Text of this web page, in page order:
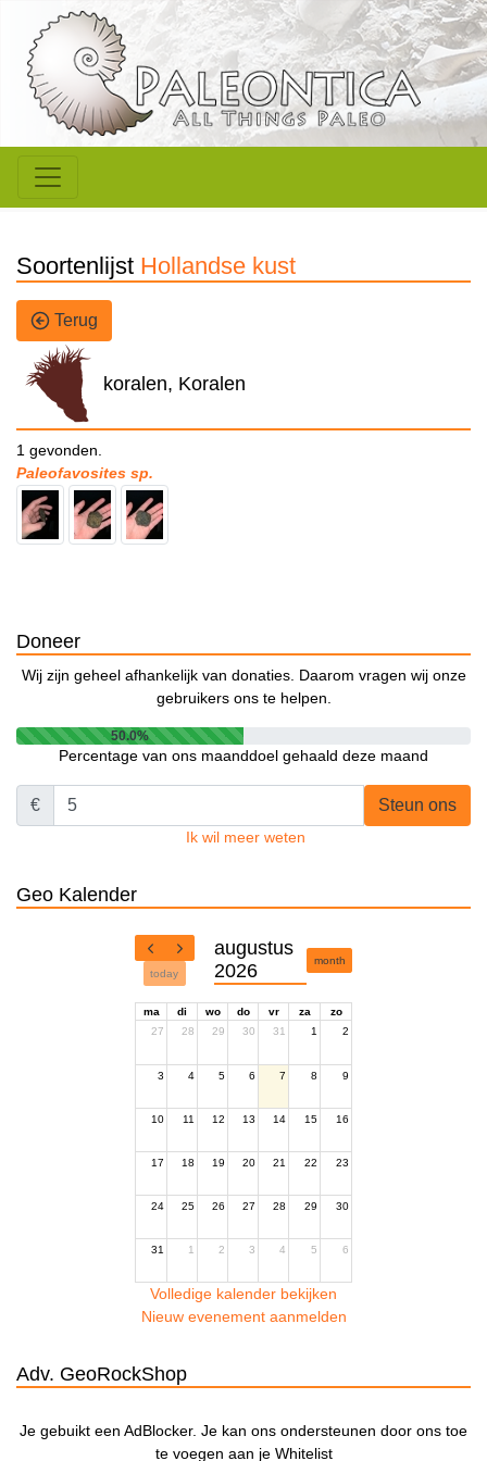
Soortenlijst Hollandse kust
Terug
koralen, Koralen
1 gevonden.
Paleofavosites sp.
Doneer
Wij zijn geheel afhankelijk van donaties. Daarom vragen wij onze
gebruikers ons te helpen.
50.0%
Percentage van ons maanddoel gehaald deze maand
€ Steun ons
Ik wil meer weten
Geo Kalender
today
augustus
2026
month
ma di wo do vr za
zo
27
28 29 30 31 1 2
3 4 5 6 7 8 9
10 11 12 13 14 15 16
17 18 19 20 21 22 23
24 25 26 27 28 29 30
31 1 2 3 4 5 6
Volledige kalender bekijken
Nieuw evenement aanmelden
Adv. GeoRockShop
Je gebuikt een AdBlocker. Je kan ons ondersteunen door ons toe
te voegen aan je Whitelist